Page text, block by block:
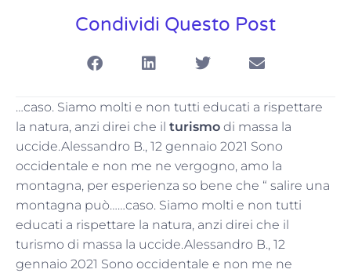
Condividi Questo Post
…caso. Siamo molti e non tutti educati a rispettare
la natura, anzi direi che il turismo di massa la
uccide.Alessandro B., 12 gennaio 2021 Sono
occidentale e non me ne vergogno, amo la
montagna, per esperienza so bene che “ salire una
montagna può……caso. Siamo molti e non tutti
educati a rispettare la natura, anzi direi che il
turismo di massa la uccide.Alessandro B., 12
gennaio 2021 Sono occidentale e non me ne